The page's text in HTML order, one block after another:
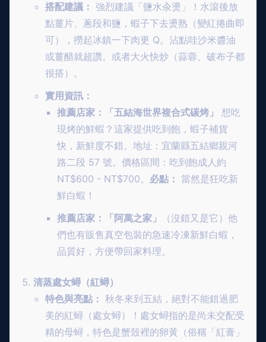
搭配建議： 強烈建議「鹽水汆燙」！水滾後放
點薑片、蔥段和鹽，蝦子下去燙熟（變紅捲曲即
可），撈起冰鎮一下肉更 Q。沾點哇沙米醬油
或薑醋就超讚。或者大火快炒（蒜蓉、破布子都
很搭）。
實用資訊：
推薦店家：「五結海世界複合式碳烤」
想吃
現烤的鮮蝦？這家提供吃到飽，蝦子補貨
快，新鮮度不錯。地址：宜蘭縣五結鄉親河
路二段 57 號。價格區間：吃到飽成人約
NT$600 - NT$700。 必點： 當然是狂吃新
鮮白蝦！
推薦店家：「阿萬之家」
（沒錯又是它）他
們也有販售真空包裝的急速冷凍新鮮白蝦，
品質好，方便帶回家料理。
清蒸處女蟳（紅蟳）
特色與亮點： 秋冬來到五結，絕對不能錯過肥
美的紅蟳（處女蟳）！處女蟳指的是尚未交配受
精的母蟳，特色是蟹殼裡的卵黃（俗稱「紅膏」